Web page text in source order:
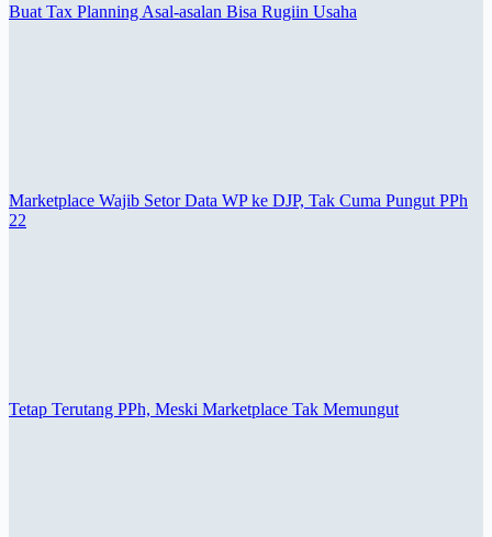
Buat Tax Planning Asal-asalan Bisa Rugiin Usaha
Marketplace Wajib Setor Data WP ke DJP, Tak Cuma Pungut PPh
22
Tetap Terutang PPh, Meski Marketplace Tak Memungut